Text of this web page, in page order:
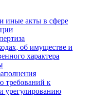
иные акты в сфере
об имуществе и
характера
требований к
урегулированию